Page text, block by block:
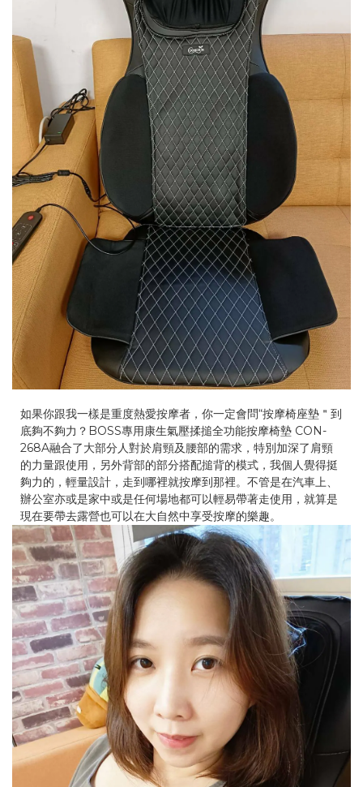
如果你跟我一樣是重度熱愛按摩者，你一定會問“按摩椅座墊＂到
底夠不夠力？BOSS專用康生氣壓揉搥全功能按摩椅墊 CON-
268A融合了大部分人對於肩頸及腰部的需求，特別加深了肩頸
的力量跟使用，另外背部的部分搭配搥背的模式，我個人覺得挺
夠力的，輕量設計，走到哪裡就按摩到那裡。不管是在汽車上、
辦公室亦或是家中或是任何場地都可以輕易帶著走使用，就算是
現在要帶去露營也可以在大自然中享受按摩的樂趣。